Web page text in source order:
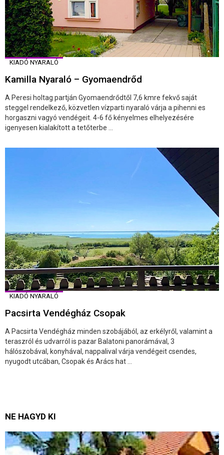
KIADÓ NYARALÓ
Kamilla Nyaraló – Gyomaendrőd
A Peresi holtag partján Gyomaendrődtől 7,6 kmre fekvő saját
steggel rendelkező, közvetlen vízparti nyaraló várja a pihenni es
horgaszni vagyó vendégeit. 4-6 fő kényelmes elhelyezésére
igenyesen kialakított a tetőterbe ...
KIADÓ NYARALÓ
Pacsirta Vendégház Csopak
A Pacsirta Vendégház minden szobájából, az erkélyről, valamint a
teraszról és udvarról is pazar Balatoni panorámával, 3
hálószobával, konyhával, nappalival várja vendégeit csendes,
nyugodt utcában, Csopak és Arács hat ...
NE HAGYD KI